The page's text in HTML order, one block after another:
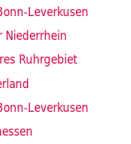
Leverkusen
Niederrhein
Ruhrgebiet
Leverkusen